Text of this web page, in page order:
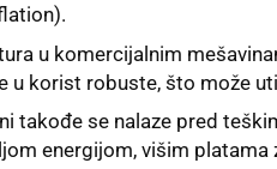
u komercijalnim
u korist robuste, što može
takođe se nalaze pred
energijom, višim